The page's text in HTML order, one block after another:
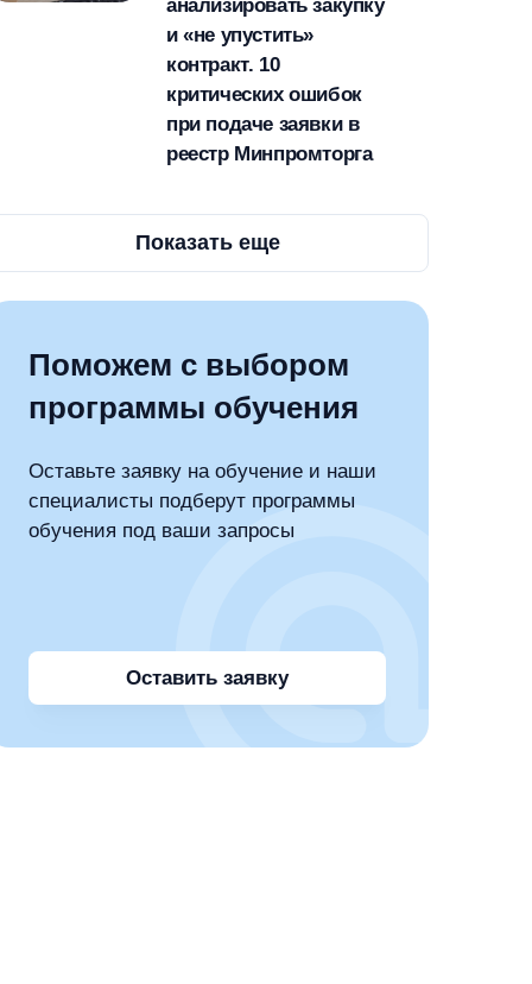
анализировать закупку
и «не упустить»
контракт. 10
критических ошибок
при подаче заявки в
реестр Минпромторга
Показать еще
Поможем с выбором
программы обучения
Оставьте заявку на обучение и наши
специалисты подберут программы
обучения под ваши запросы
Оставить заявку